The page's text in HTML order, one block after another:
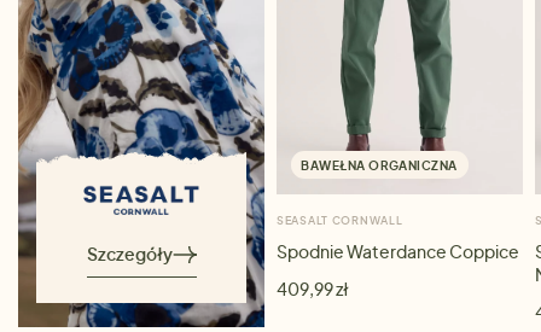
Szczegóły
BAWEŁNA ORGANICZNA
SEASALT CORNWALL
Spodnie Waterdance Coppice
409,99 zł